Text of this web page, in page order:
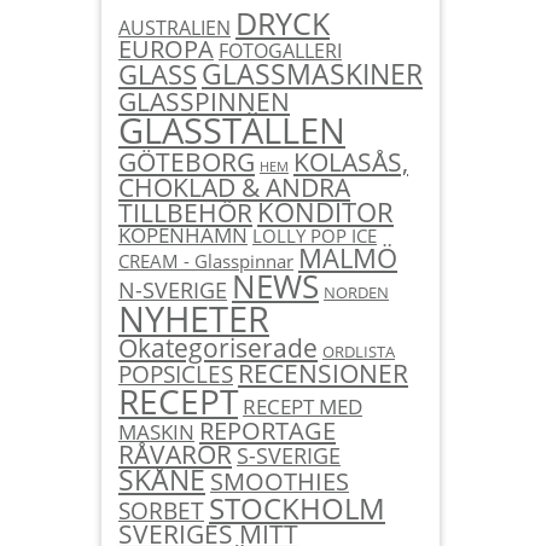
AUSTRALIEN DRYCK
EUROPA FOTOGALLERI
GLASSGLASSMASKINER
GLASSPINNEN
GLASSTÄLLEN
GÖTEBORG HEM KOLASÅS,
CHOKLAD & ANDRA
TILLBEHÖRKONDITOR
KÖPENHAMN LOLLY POP ICE
CREAM - Glasspinnar MALMÖ
N-SVERIGE NEWS NORDEN
NYHETER
Okategoriserade ORDLISTA
POPSICLESRECENSIONER
RECEPT RECEPT MED
MASKIN REPORTAGE
RÅVARORS-SVERIGE
SKÅNESMOOTHIES
SORBETSTOCKHOLM
SVERIGES MITT